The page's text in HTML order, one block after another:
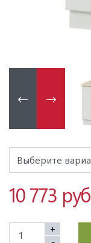
10 773 руб
+